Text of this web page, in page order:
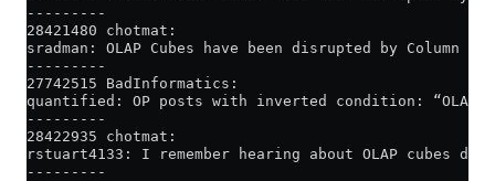
---------
28421480 chotmat:
sradman: OLAP Cubes have been disrupted by
---------
27742515 BadInformatics:
quantified: OP posts with inverted condition: “OLAP
---------
28422935 chotmat:
rstuart4133: I remember hearing about OLAP cubes
---------